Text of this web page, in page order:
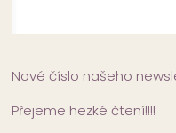
Nové číslo našeho
Přejeme hezké čtení!!!!